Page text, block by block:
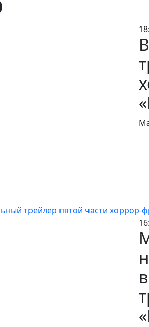
трейлер пятой части хоррор-